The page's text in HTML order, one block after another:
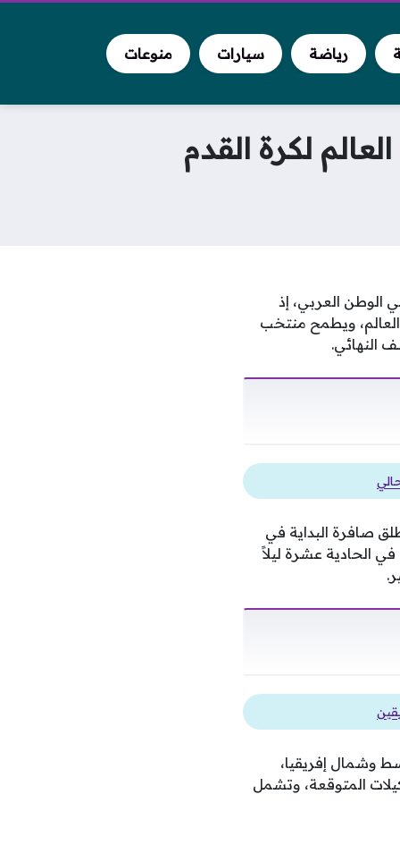
رياضة سيارات منوعات
لكرة القدم
الوطن العربي، إذ
ويطمح منتخب
النهائي.
صافرة البداية في
في الحادية عشرة ليلاً
وشمال إفريقيا،
المتوقعة، وتشمل